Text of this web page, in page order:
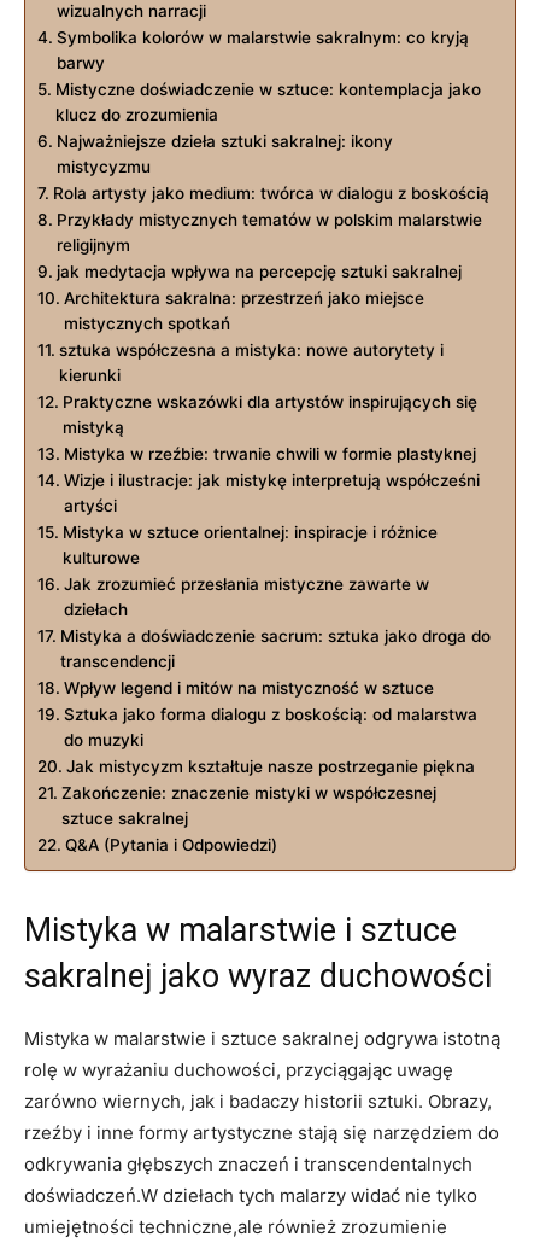
wizualnych narracji
Symbolika kolorów w malarstwie sakralnym: co kryją
barwy
Mistyczne doświadczenie w sztuce: kontemplacja jako
klucz do zrozumienia
Najważniejsze dzieła sztuki sakralnej: ikony
mistycyzmu
Rola artysty jako medium: twórca w dialogu z boskością
Przykłady mistycznych tematów w polskim malarstwie
religijnym
jak medytacja wpływa na percepcję sztuki sakralnej
Architektura sakralna: przestrzeń jako miejsce
mistycznych spotkań
sztuka współczesna a mistyka: nowe autorytety i
kierunki
Praktyczne wskazówki dla artystów inspirujących się
mistyką
Mistyka w rzeźbie: trwanie chwili w formie plastyknej
Wizje i ilustracje: jak mistykę interpretują współcześni
artyści
Mistyka w sztuce orientalnej: inspiracje i różnice
kulturowe
Jak zrozumieć przesłania mistyczne zawarte w
dziełach
Mistyka a doświadczenie sacrum: sztuka jako droga do
transcendencji
Wpływ legend i mitów na mistyczność w sztuce
Sztuka jako forma dialogu z boskością: od malarstwa
do muzyki
Jak mistycyzm kształtuje nasze postrzeganie piękna
Zakończenie: znaczenie mistyki w współczesnej
sztuce sakralnej
Q&A (Pytania i Odpowiedzi)
Mistyka w malarstwie i sztuce
sakralnej jako wyraz duchowości
Mistyka w malarstwie i sztuce sakralnej odgrywa istotną
rolę w wyrażaniu duchowości, przyciągając uwagę
zarówno wiernych, jak i badaczy historii sztuki. Obrazy,
rzeźby i inne formy artystyczne stają się narzędziem do
odkrywania głębszych znaczeń i transcendentalnych
doświadczeń.W dziełach tych malarzy widać nie tylko
umiejętności techniczne,ale również zrozumienie